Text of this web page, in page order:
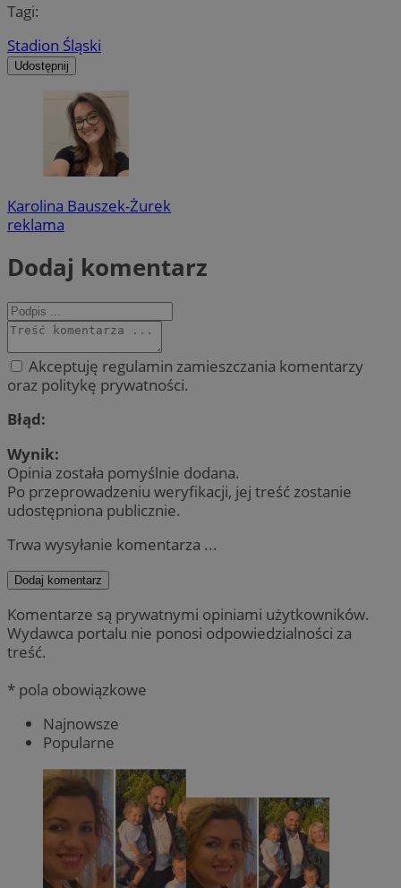
Tagi:
Stadion Śląski
Udostępnij
Karolina Bauszek-Żurek
reklama
Dodaj komentarz
Akceptuję regulamin zamieszczania komentarzy
oraz politykę prywatności.
Błąd:
Wynik:
Opinia została pomyślnie dodana.
Po przeprowadzeniu weryfikacji, jej treść zostanie
udostępniona publicznie.
Trwa wysyłanie komentarza ...
Dodaj komentarz
Komentarze są prywatnymi opiniami użytkowników.
Wydawca portalu nie ponosi odpowiedzialności za
treść.
* pola obowiązkowe
Najnowsze
Popularne